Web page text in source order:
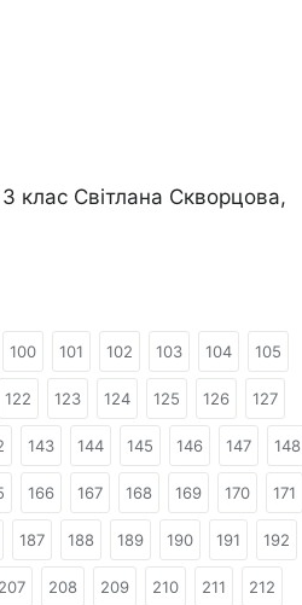
клас Світлана Скворцова,
100 101 102 103 104 105
122 123 124 125 126 127
143 144 145 146 147 148
166 167 168 169 170 171
187 188 189 190 191 192
207 208 209 210 211 212